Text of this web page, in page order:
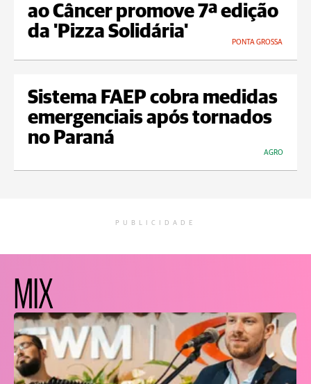
ao Câncer promove 7ª edição
da 'Pizza Solidária'
PONTA GROSSA
Sistema FAEP cobra medidas
emergenciais após tornados
no Paraná
AGRO
PUBLICIDADE
MIX